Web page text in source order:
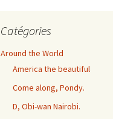
Catégories
Around the World
America the beautiful
Come along, Pondy.
D, Obi-wan Nairobi.